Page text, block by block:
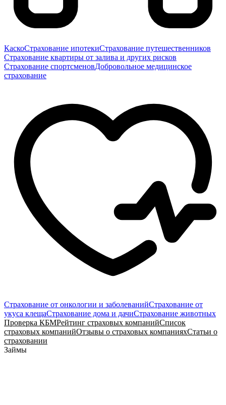
КаскоСтрахование ипотекиСтрахование путешественников
Страхование квартиры от залива и других рисков
Страхование спортсменовДобровольное медицинское
страхование
Страхование от онкологии и заболеванийСтрахование от
укуса клещаСтрахование дома и дачиСтрахование животных
Проверка КБМРейтинг страховых компанийСписок
страховых компанийОтзывы о страховых компанияхСтатьи о
страховании
Займы